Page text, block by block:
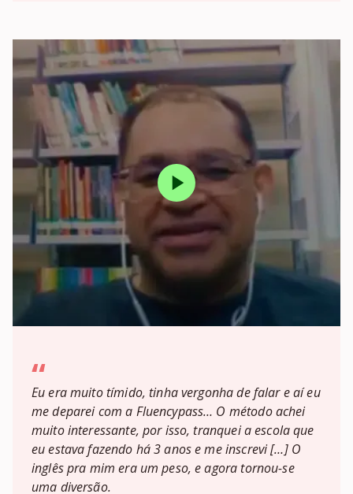
“
Eu era muito tímido, tinha vergonha de falar e aí eu
me deparei com a Fluencypass… O método achei
muito interessante, por isso, tranquei a escola que
eu estava fazendo há 3 anos e me inscrevi […] O
inglês pra mim era um peso, e agora tornou-se
uma diversão.